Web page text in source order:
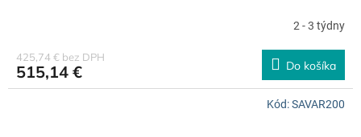
A
R
M
O
2 - 3 týdny
425,74 € bez DPH
515,14 € Do košíka
Kód:SAVAR200